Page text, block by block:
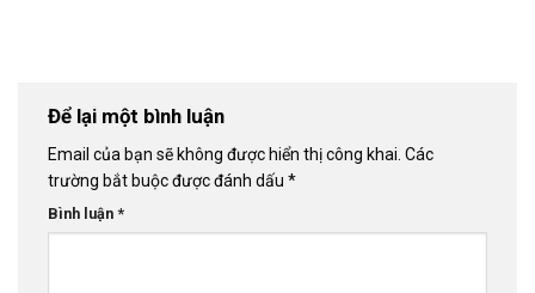
Để lại một bình luận
Email của bạn sẽ không được hiển thị công khai. Các
trường bắt buộc được đánh dấu *
Bình luận *